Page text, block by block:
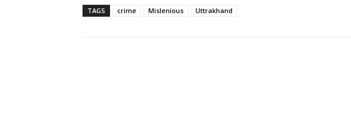
TAGS crime Mislenious Uttrakhand